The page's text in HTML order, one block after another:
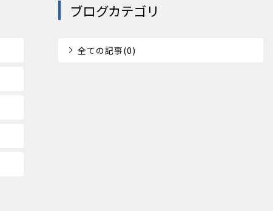
ブログカテゴリ
全ての記事(0)